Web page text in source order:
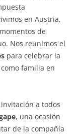
en Austria,
de
Nos reunimos el
para celebrar la
familia en
a todos
, una ocasión
de la compañía